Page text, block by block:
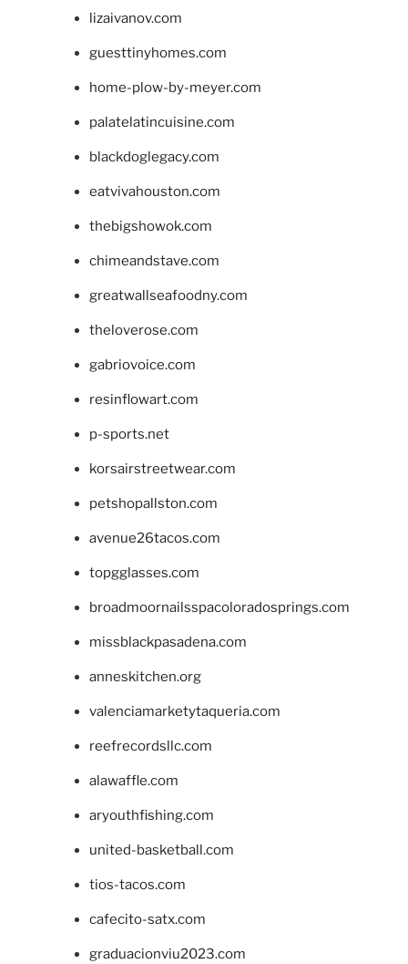
lizaivanov.com
guesttinyhomes.com
home-plow-by-meyer.com
palatelatincuisine.com
blackdoglegacy.com
eatvivahouston.com
thebigshowok.com
chimeandstave.com
greatwallseafoodny.com
theloverose.com
gabriovoice.com
resinflowart.com
p-sports.net
korsairstreetwear.com
petshopallston.com
avenue26tacos.com
topgglasses.com
broadmoornailsspacoloradosprings.com
missblackpasadena.com
anneskitchen.org
valenciamarketytaqueria.com
reefrecordsllc.com
alawaffle.com
aryouthfishing.com
united-basketball.com
tios-tacos.com
cafecito-satx.com
graduacionviu2023.com